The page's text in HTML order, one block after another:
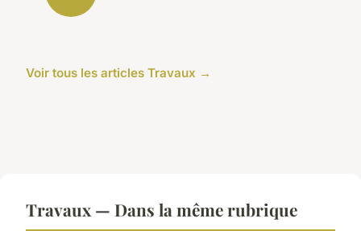
Voir tous les articles Travaux →
Travaux — Dans la même rubrique